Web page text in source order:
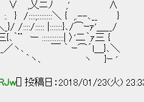
ﾉ ,' ∧
＼ { ,.--､__ }
|:::::::}､/⌒ｰｧ'＿__/
〉'二｀ｧ三 {
￣ ｀ ｰ⌒´l＿}､＼
､ ヽ }ｰ '
[] 投稿日：2018/01/23(火)